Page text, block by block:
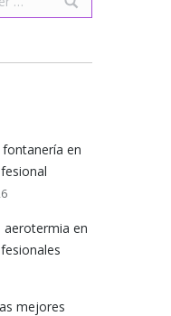
en
aerotermia en
mejores